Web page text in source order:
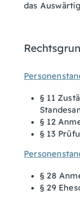
das
§ 11
§ 12
§ 13
§ 28
§ 29